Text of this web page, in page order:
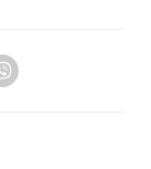
Viber